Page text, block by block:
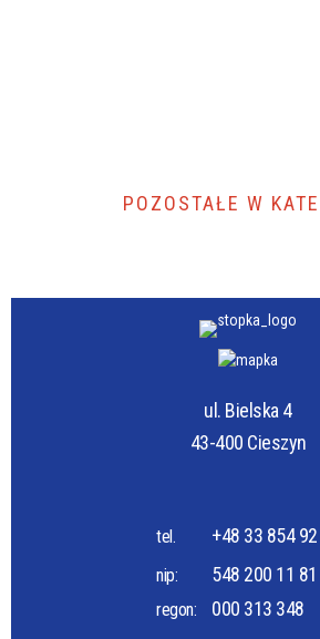
POZOSTAŁE W
ul. Bielska 4
43-400 Cieszyn
tel. +48 33 854
nip: 548 200 11 81
regon: 000 313 348